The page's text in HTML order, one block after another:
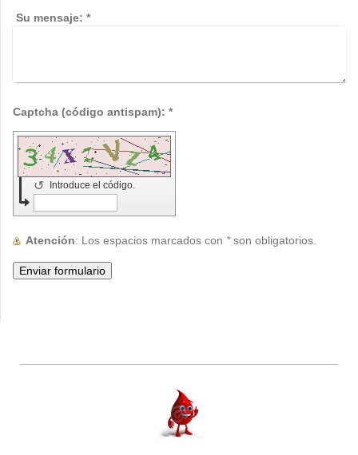
Su mensaje: *
Captcha (código antispam): *
Introduce el código.
↺
Atención : Los espacios marcados con *son obligatorios.